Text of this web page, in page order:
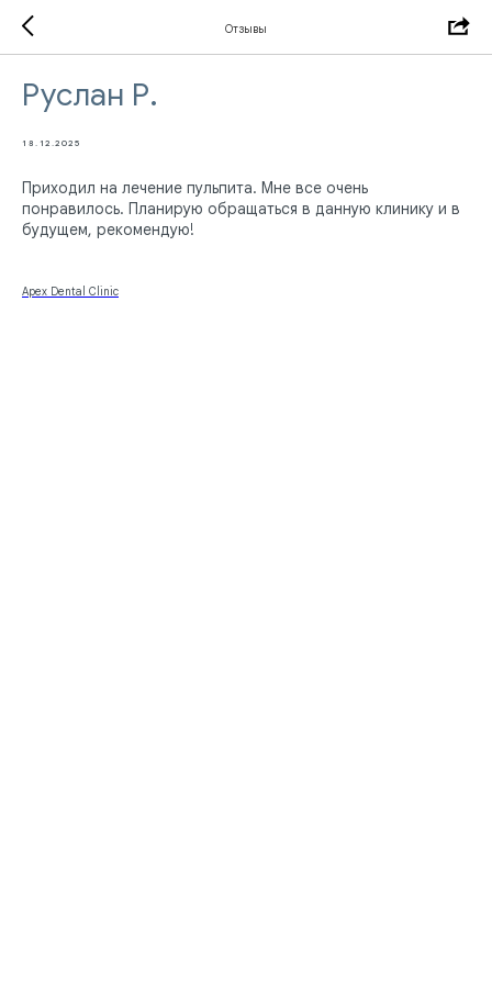
Отзывы
Руслан Р.
18.12.2025
Приходил на лечение пульпита. Мне все очень
понравилось. Планирую обращаться в данную клинику и в
будущем, рекомендую!
Apex Dental Clinic